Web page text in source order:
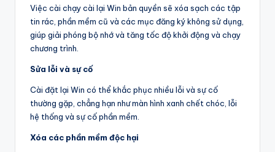
Việc cài chạy cài lại Win bản quyền sẽ xóa sạch các tập
tin rác, phần mềm cũ và các mục đăng ký không sử dụng,
giúp giải phóng bộ nhớ và tăng tốc độ khởi động và chạy
chương trình.
Sửa lỗi và sự cố
Cài đặt lại Win có thể khắc phục nhiều lỗi và sự cố
thường gặp, chẳng hạn như màn hình xanh chết chóc, lỗi
hệ thống và sự cố phần mềm.
Xóa các phần mềm độc hại